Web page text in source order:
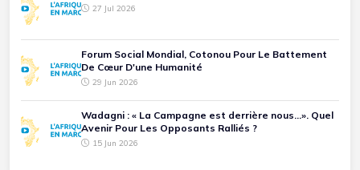
27 Jul 2026
Forum Social Mondial, Cotonou Pour Le Battement
De Cœur D'une Humanité
29 Jun 2026
Wadagni : « La Campagne est derrière nous...». Quel
Avenir Pour Les Opposants Ralliés ?
15 Jun 2026